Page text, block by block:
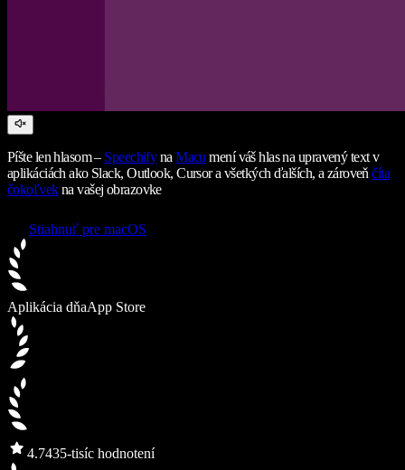
Píšte len hlasom – SpeechifynaMacu mení váš hlas na upravený text v
aplikáciách ako Slack, Outlook, Cursor a všetkých ďalších, a zároveňčíta
čokoľvekna vašej obrazovke
Stiahnuť pre macOS
Aplikácia dňaApp Store
4.7435-tisíc hodnotení